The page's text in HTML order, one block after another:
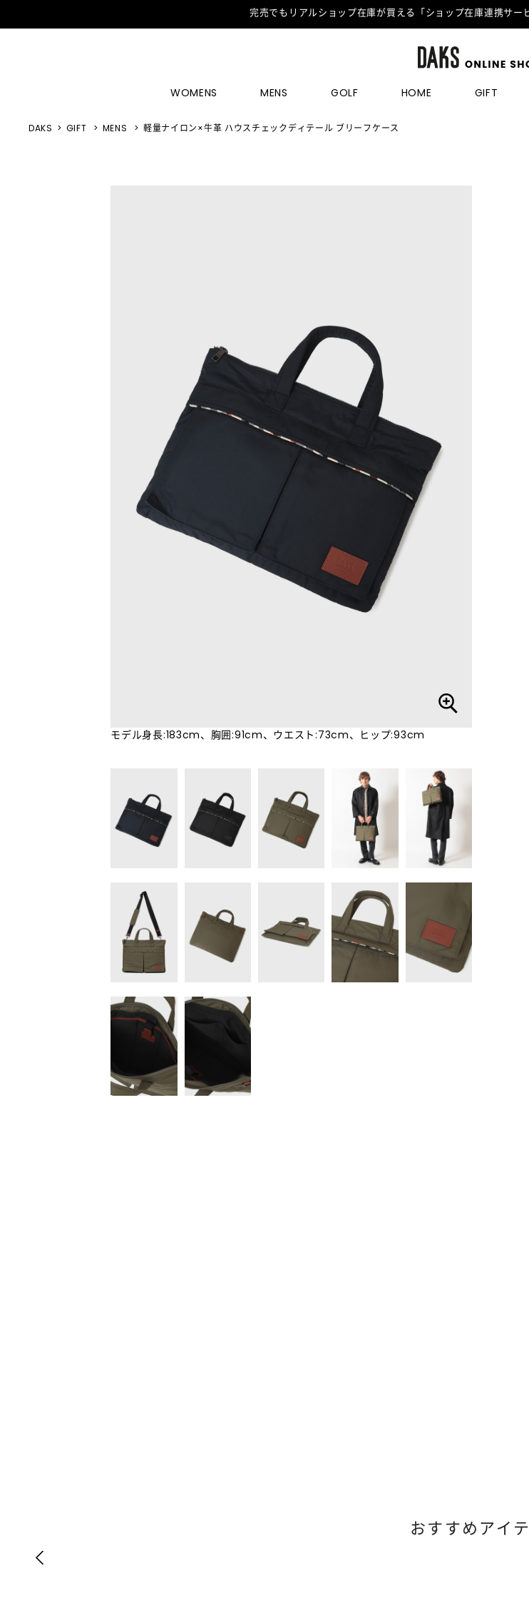
完売でもリアルショップ在庫が買える「ショップ在庫連携サー
WOMENS MENS GOLF HOME GIFT
DAKS GIFT MENS 軽量ナイロン×牛革 ハウスチェックディテール ブリーフケース
モデル身長:183cm、胸囲:91cm、ウエスト:73cm、ヒップ:93cm
おすすめアイ